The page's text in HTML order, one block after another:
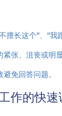
擅长这个”、“我
紧张、沮丧或明
免回答问题。
作的快速